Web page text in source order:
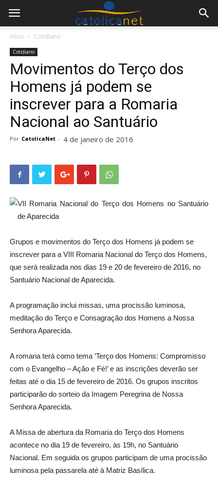
Início Cotidiano
Cotidiano
Movimentos do Terço dos
Homens já podem se
inscrever para a Romaria
Nacional ao Santuário
Por CatolicaNet - 4 de janeiro de 2016
VII Romaria Nacional do Terço dos Homens no Santuário
de Aparecida
Grupos e movimentos do Terço dos Homens já podem se
inscrever para a VIII Romaria Nacional do Terço dos Homens,
que será realizada nos dias 19 e 20 de fevereiro de 2016, no
Santuário Nacional de Aparecida.
A programação inclui missas, uma procissão luminosa,
meditação do Terço e Consagração dos Homens a Nossa
Senhora Aparecida.
A romaria terá como tema ‘Terço dos Homens: Compromisso
com o Evangelho – Ação e Fé!’ e as inscrições deverão ser
feitas até o dia 15 de fevereiro de 2016. Os grupos inscritos
participarão do sorteio da Imagem Peregrina de Nossa
Senhora Aparecida.
A Missa de abertura da Romaria do Terço dos Homens
acontece no dia 19 de fevereiro, às 19h, no Santuário
Nacional. Em seguida os grupos participam de uma procissão
luminosa pela passarela até à Matriz Basílica.